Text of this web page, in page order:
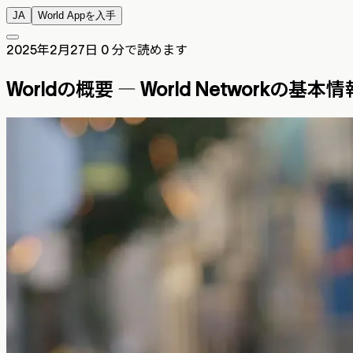
JA World Appを入手
2025年2月27日 0 分で読めます
Worldの概要 ― World Networkの基本情